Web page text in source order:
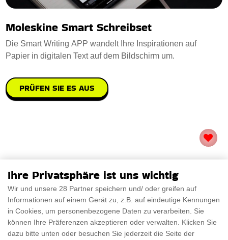
Moleskine Smart Schreibset
Die Smart Writing APP wandelt Ihre Inspirationen auf
Papier in digitalen Text auf dem Bildschirm um.
PRÜFEN SIE ES AUS
Ihre Privatsphäre ist uns wichtig
Wir und unsere 28 Partner speichern und/ oder greifen auf
Informationen auf einem Gerät zu, z.B. auf eindeutige Kennungen
in Cookies, um personenbezogene Daten zu verarbeiten. Sie
können Ihre Präferenzen akzeptieren oder verwalten. Klicken Sie
dazu bitte unten oder besuchen Sie jederzeit die Seite der